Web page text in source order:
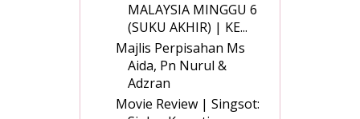
MALAYSIA MINGGU 6
(SUKU AKHIR) | KE...
Majlis Perpisahan Ms
Aida, Pn Nurul &
Adzran
Movie Review | Singsot: